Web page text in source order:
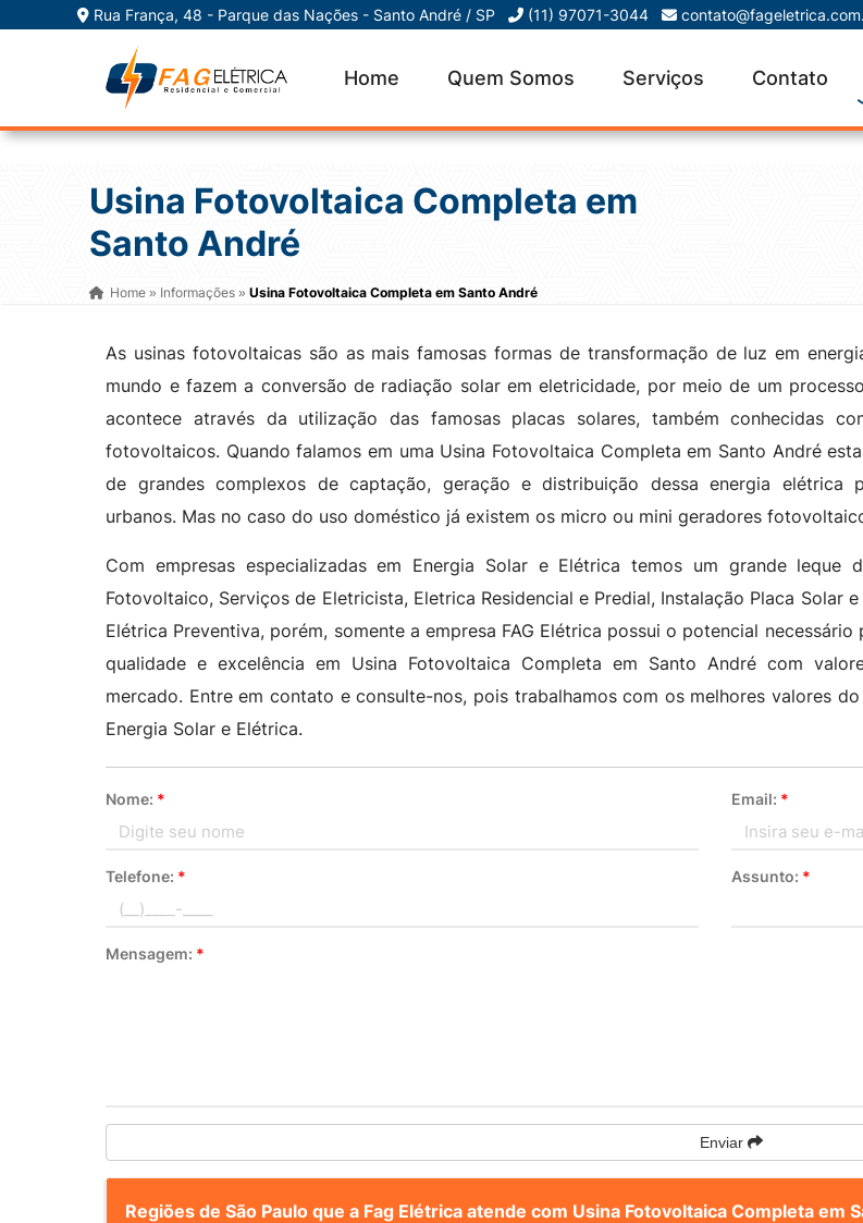
Rua França, 48 - Parque das Nações - Santo André / SP (11) 97071-3044
Home Quem Somos Serviços Contato
Usina Fotovoltaica Completa em
Santo André
Home » Informações »Usina Fotovoltaica Completa em Santo André
As usinas fotovoltaicas são as mais famosas formas de transformação de luz em
mundo e fazem a conversão de radiação solar em eletricidade, por meio de um
acontece através da utilização das famosas placas solares, também conhecidas
fotovoltaicos. Quando falamos em uma Usina Fotovoltaica Completa em Santo André
de grandes complexos de captação, geração e distribuição dessa energia elétrica
urbanos. Mas no caso do uso doméstico já existem os micro ou mini geradores
Com empresas especializadas em Energia Solar e Elétrica temos um grande leque
Fotovoltaico, Serviços de Eletricista, Eletrica Residencial e Predial, Instalação Placa Solar
Elétrica Preventiva, porém, somente a empresa FAG Elétrica possui o potencial necessário
qualidade e excelência em Usina Fotovoltaica Completa em Santo André com
mercado. Entre em contato e consulte-nos, pois trabalhamos com os melhores valores
Energia Solar e Elétrica.
Nome: * Email: *
Telefone: * Assunto: *
Mensagem: *
Enviar
Regiões de São Paulo que a Fag Elétrica atende com Usina Fotovoltaica Completa em